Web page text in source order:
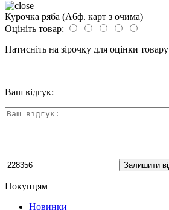
Курочка ряба (А6ф. карт з очима)
Оцініть товар:
Натисніть на зірочку для оцінки товару
Ваш відгук:
Покупцям
Новинки